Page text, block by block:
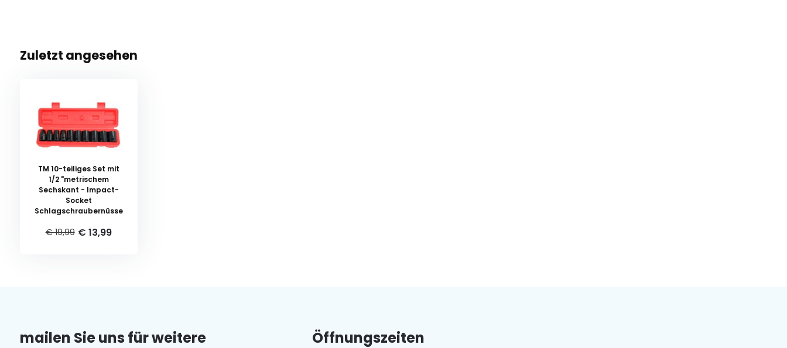
Zuletzt angesehen
TM 10-teiliges Set mit
1/2 "metrischem
Sechskant - Impact-
Socket
Schlagschraubernüsse
€ 19,99 € 13,99
mailen Sie uns für weitere
Öffnungszeiten